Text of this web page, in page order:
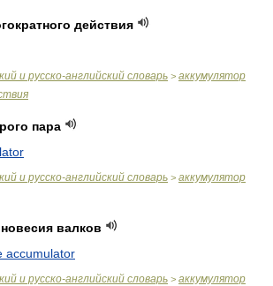
действия
и русско-английский словарь > аккумулятор
пара
и русско-английский словарь > аккумулятор
валков
accumulator
и русско-английский словарь > аккумулятор